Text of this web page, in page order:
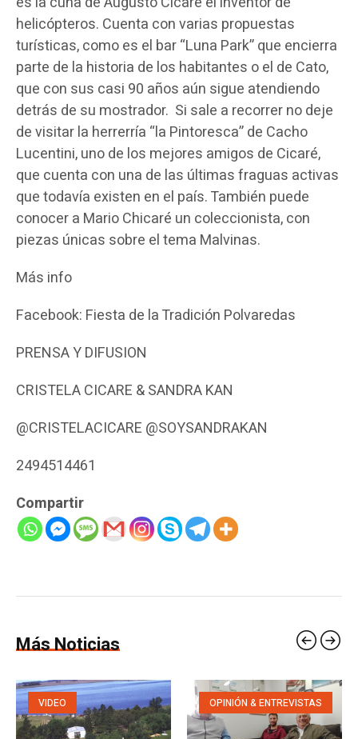
helicópteros. Cuenta con varias propuestas
turísticas, como es el bar “Luna Park” que encierra
parte de la historia de los habitantes o el de Cato,
que con sus casi 90 años aún sigue atendiendo
detrás de su mostrador. Si sale a recorrer no deje
de visitar la herrerría “la Pintoresca” de Cacho
Lucentini, uno de los mejores amigos de Cicaré,
que cuenta con una de las últimas fraguas activas
que todavía existen en el país. También puede
conocer a Mario Chicaré un coleccionista, con
piezas únicas sobre el tema Malvinas.
Más info
Facebook: Fiesta de la Tradición Polvaredas
PRENSA Y DIFUSION
CRISTELA CICARE & SANDRA KAN
@CRISTELACICARE @SOYSANDRAKAN
2494514461
Compartir
Más Noticias
VIDEO OPINIÓN & ENTREVISTAS